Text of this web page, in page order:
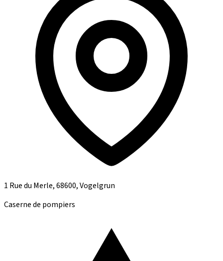
1 Rue du Merle, 68600, Vogelgrun
Caserne de pompiers